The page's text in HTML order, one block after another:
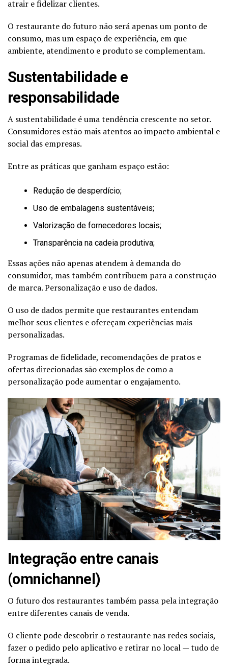
atrair e fidelizar clientes.
O restaurante do futuro não será apenas um ponto de
consumo, mas um espaço de experiência, em que
ambiente, atendimento e produto se complementam.
Sustentabilidade e
responsabilidade
A sustentabilidade é uma tendência crescente no setor.
Consumidores estão mais atentos ao impacto ambiental e
social das empresas.
Entre as práticas que ganham espaço estão:
Redução de desperdício;
Uso de embalagens sustentáveis;
Valorização de fornecedores locais;
Transparência na cadeia produtiva;
Essas ações não apenas atendem à demanda do
consumidor, mas também contribuem para a construção
de marca. Personalização e uso de dados.
O uso de dados permite que restaurantes entendam
melhor seus clientes e ofereçam experiências mais
personalizadas.
Programas de fidelidade, recomendações de pratos e
ofertas direcionadas são exemplos de como a
personalização pode aumentar o engajamento.
Integração entre canais
(omnichannel)
O futuro dos restaurantes também passa pela integração
entre diferentes canais de venda.
O cliente pode descobrir o restaurante nas redes sociais,
fazer o pedido pelo aplicativo e retirar no local — tudo de
forma integrada.